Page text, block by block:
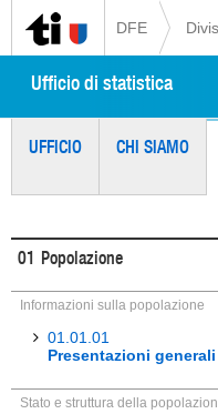
DFE
Ufficio di statistica
UFFICIO CHI SIAMO
01 Popolazione
Informazioni sulla popolazione
01.01.01
Presentazioni generali
Stato e struttura della